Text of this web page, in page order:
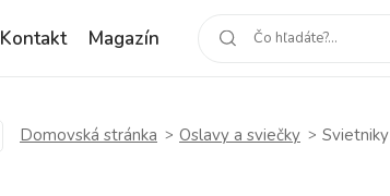
Kontakt Magazín
Domovská stránka Oslavy a sviečky Svietniky